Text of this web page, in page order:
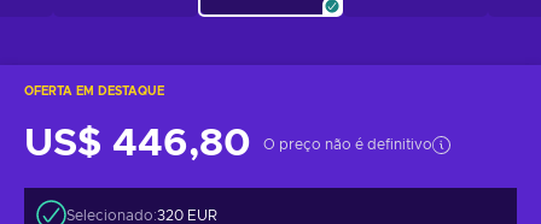
OFERTA EM DESTAQUE
US$ 446,80 O preço não é definitivo
Selecionado:320 EUR